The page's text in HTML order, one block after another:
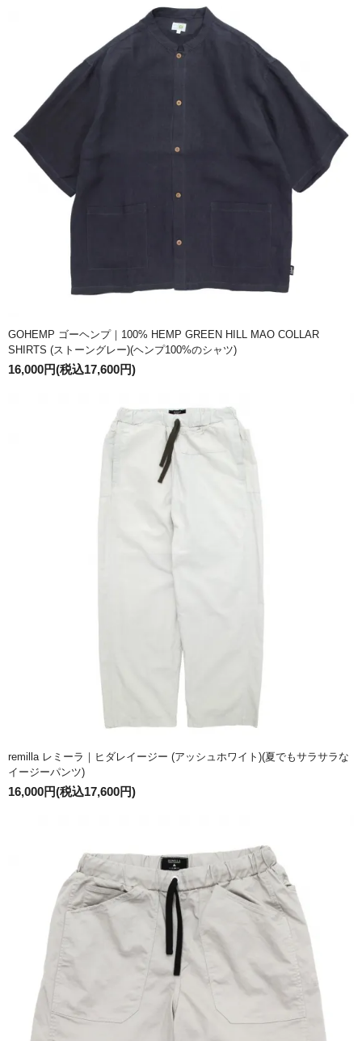
GOHEMP ゴーヘンプ｜100% HEMP GREEN HILL MAO COLLAR
SHIRTS (ストーングレー)(ヘンプ100%のシャツ)
16,000円(税込17,600円)
remilla レミーラ｜ヒダレイージー (アッシュホワイト)(夏でもサラサラな
イージーパンツ)
16,000円(税込17,600円)